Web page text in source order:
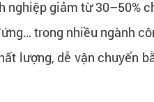
nghiệp giảm từ 30–50%
trong nhiều ngành
lượng, dễ vận chuyển